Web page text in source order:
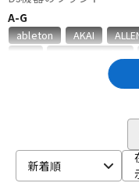
アンプ
DTM オンライ
A-G
ableton AKAI
KRYNA
MAGMA
Native Instruments
新着順